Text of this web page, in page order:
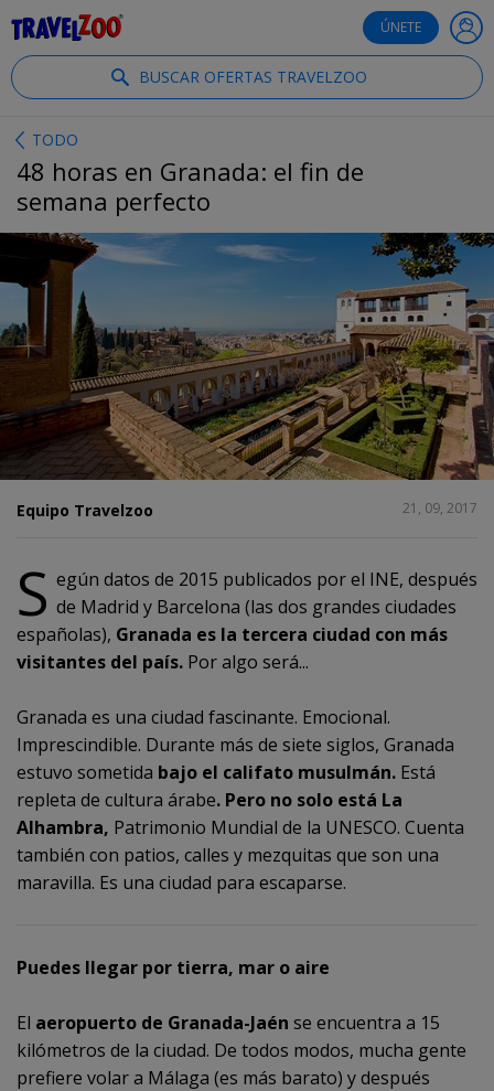
ÚNETE
BUSCAR OFERTAS TRAVELZOO
TODO
48 horas en Granada: el fin de
semana perfecto
Equipo Travelzoo 21, 09, 2017
1
S egún datos de 2015 publicados por el INE, después
de Madrid y Barcelona (las dos grandes ciudades
españolas), Granada es la tercera ciudad con más
visitantes del país. Por algo será...
Granada es una ciudad fascinante. Emocional.
Imprescindible. Durante más de siete siglos, Granada
estuvo sometida bajo el califato musulmán. Está
repleta de cultura árabe. Pero no solo está La
Alhambra, Patrimonio Mundial de la UNESCO. Cuenta
también con patios, calles y mezquitas que son una
maravilla. Es una ciudad para escaparse.
Puedes llegar por tierra, mar o aire
El aeropuerto de Granada-Jaén se encuentra a 15
kilómetros de la ciudad. De todos modos, mucha gente
prefiere volar a Málaga (es más barato) y después